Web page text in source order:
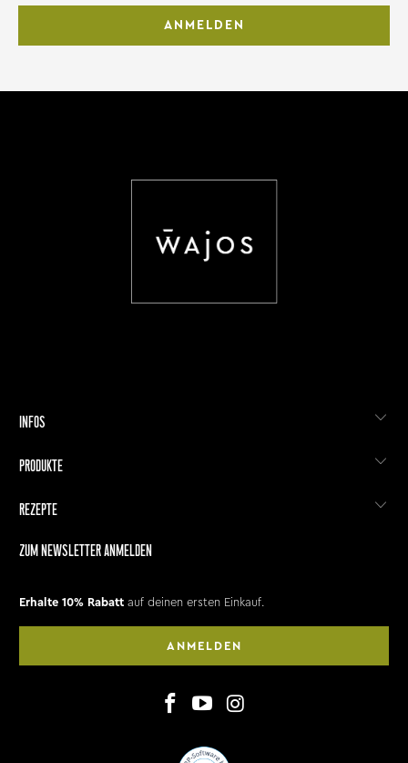
ANMELDEN
INFOS
PRODUKTE
REZEPTE
ZUM NEWSLETTER ANMELDEN
Erhalte 10% Rabatt auf deinen ersten Einkauf.
ANMELDEN